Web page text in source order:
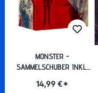
MONSTER -
SAMMELSCHUBER INKL.
14,99 €*